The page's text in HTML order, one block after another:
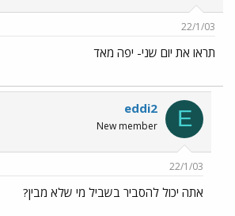
ש
א
ר
22/1/03
תראו את יום שני- יפה מאד
E
eddi2
New member
22/1/03
אתה יכול להסביר בשביל מי שלא מבין?